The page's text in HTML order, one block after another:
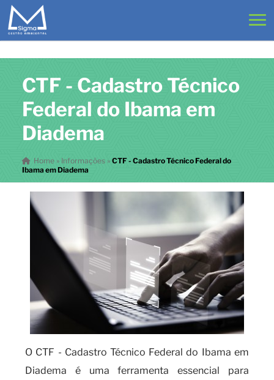
CTF - Cadastro Técnico
Federal do Ibama em
Diadema
Home» Informações » CTF - Cadastro Técnico Federal do
Ibama em Diadema
O CTF - Cadastro Técnico Federal do Ibama em
Diadema é uma ferramenta essencial para